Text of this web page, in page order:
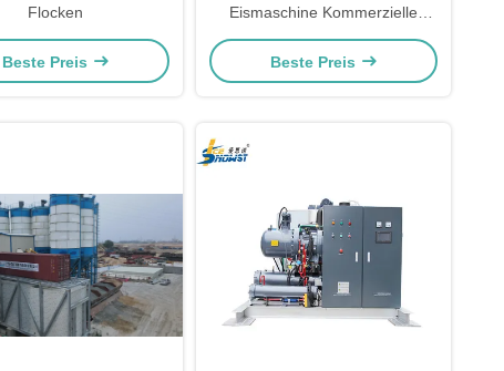
Flocken
Beste Preis
Eismaschine Kommerzielle
Flake-Eismaschine 380v 50hz
3p
Beste Preis